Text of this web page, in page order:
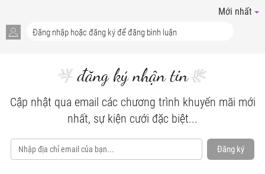
Mới nhất
đăng ký nhận tin
Cập nhật qua email các chương trình khuyến mãi mới
nhất, sự kiện cưới đặc biệt...
Đăng ký